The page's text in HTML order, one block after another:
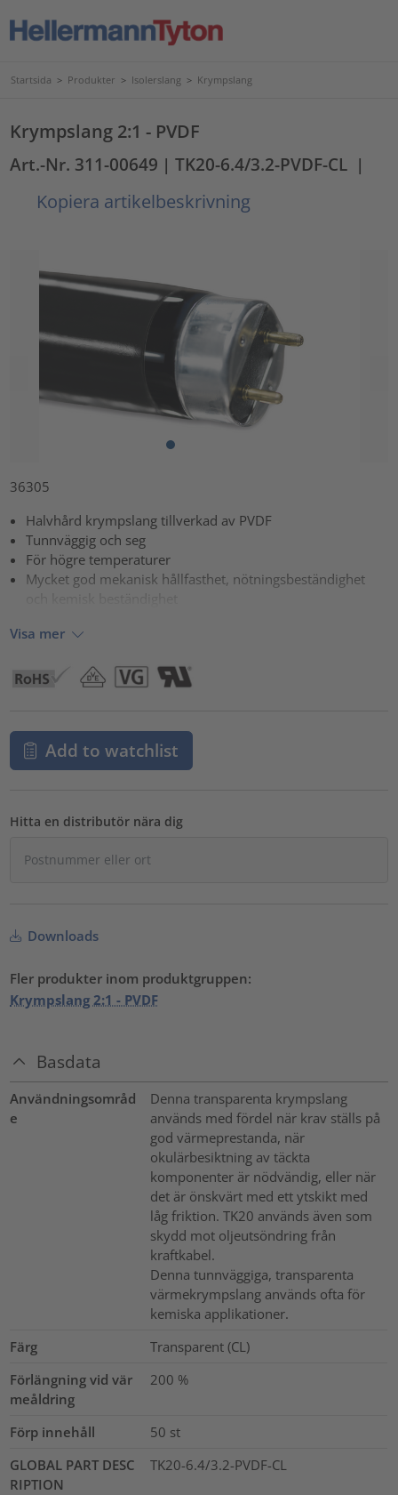
Startsida > Produkter > Isolerslang > Krympslang
Krympslang 2:1 - PVDF
Art.-Nr. 311-00649 | TK20-6.4/3.2-PVDF-CL |
Kopiera artikelbeskrivning
36305
Halvhård krympslang tillverkad av PVDF
Tunnväggig och seg
För högre temperaturer
Mycket god mekanisk hållfasthet, nötningsbeständighet
Visa mer
Add to watchlist
Hitta en distributör nära dig
Downloads
Fler produkter inom produktgruppen:
Krympslang 2:1 - PVDF
Basdata
Användningsområd
e
Denna transparenta krympslang
används med fördel när krav ställs på
god värmeprestanda, när
okulärbesiktning av täckta
komponenter är nödvändig, eller när
det är önskvärt med ett ytskikt med
låg friktion. TK20 används även som
skydd mot oljeutsöndring från
kraftkabel.
Denna tunnväggiga, transparenta
värmekrympslang används ofta för
kemiska applikationer.
Färg
Transparent (CL)
Förlängning vid vär
meåldring
200 %
Förp innehåll 50 st
GLOBAL PART DESC
RIPTION
TK20-6.4/3.2-PVDF-CL